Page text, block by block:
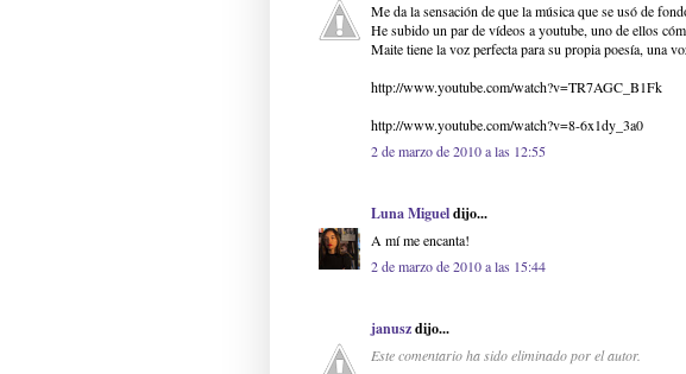
Me da la sensación de que la música que se usó de
He subido un par de vídeos a youtube, uno de ellos
Maite tiene la voz perfecta para su propia poesía, una
http://www.youtube.com/watch?v=TR7AGC_B1Fk
http://www.youtube.com/watch?v=8-6x1dy_3a0
2 de marzo de 2010 a las 12:55
Luna Migueldijo...
A mí me encanta!
2 de marzo de 2010 a las 15:44
januszdijo...
Este comentario ha sido eliminado por el autor.